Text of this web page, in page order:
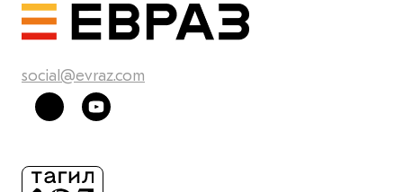
social@evraz.com